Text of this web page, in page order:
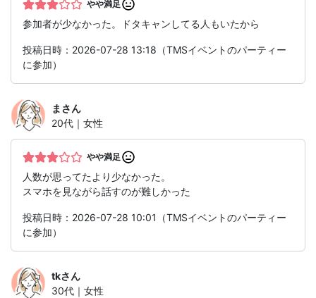
やや満足
参加者が少なかった。ドタキャンしてる人もいたから
投稿日時：2026-07-28 13:18（TMSイベントのパーティー
に参加）
ま さん
20代｜女性
やや満足
人数が思ってたより少なかった。
スマホを見ながら話すのが難しかった
投稿日時：2026-07-28 10:01（TMSイベントのパーティー
に参加）
tkさん
30代｜女性